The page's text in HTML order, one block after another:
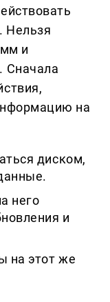
Нельзя
и
Сначала
на
диском,
него
и
на этот же